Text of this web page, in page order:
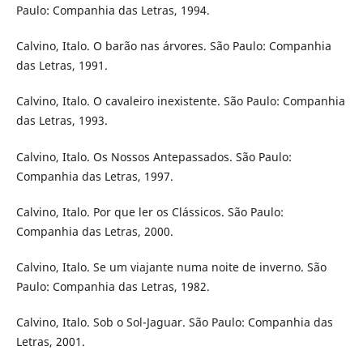
Paulo: Companhia das Letras, 1994.
Calvino, Italo. O barão nas árvores. São Paulo: Companhia
das Letras, 1991.
Calvino, Italo. O cavaleiro inexistente. São Paulo: Companhia
das Letras, 1993.
Calvino, Italo. Os Nossos Antepassados. São Paulo:
Companhia das Letras, 1997.
Calvino, Italo. Por que ler os Clássicos. São Paulo:
Companhia das Letras, 2000.
Calvino, Italo. Se um viajante numa noite de inverno. São
Paulo: Companhia das Letras, 1982.
Calvino, Italo. Sob o Sol-Jaguar. São Paulo: Companhia das
Letras, 2001.